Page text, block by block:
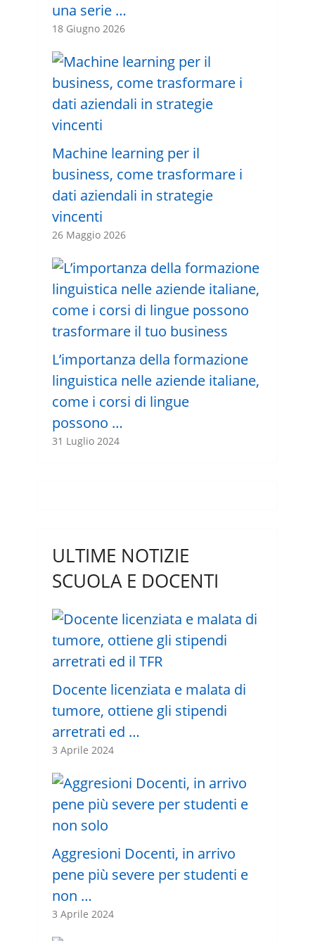
una serie …
18 Giugno 2026
Machine learning per il
business, come trasformare i
dati aziendali in strategie
vincenti
26 Maggio 2026
L’importanza della formazione
linguistica nelle aziende italiane,
come i corsi di lingue
possono …
31 Luglio 2024
ULTIME NOTIZIE
SCUOLA E DOCENTI
Docente licenziata e malata di
tumore, ottiene gli stipendi
arretrati ed …
3 Aprile 2024
Aggresioni Docenti, in arrivo
pene più severe per studenti e
non …
3 Aprile 2024